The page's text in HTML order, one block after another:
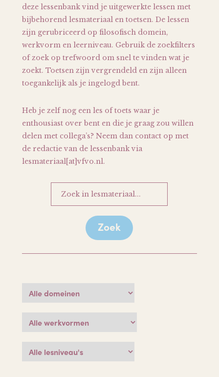
deze lessenbank vind je uitgewerkte lessen met
bijbehorend lesmateriaal en toetsen. De lessen
zijn gerubriceerd op filosofisch domein,
werkvorm en leerniveau. Gebruik de zoekfilters
of zoek op trefwoord om snel te vinden wat je
zoekt. Toetsen zijn vergrendeld en zijn alleen
toegankelijk als je ingelogd bent.
Heb je zelf nog een les of toets waar je
enthousiast over bent en die je graag zou willen
delen met collega’s? Neem dan contact op met
de redactie van de lessenbank via
lesmateriaal[at]vfvo.nl.